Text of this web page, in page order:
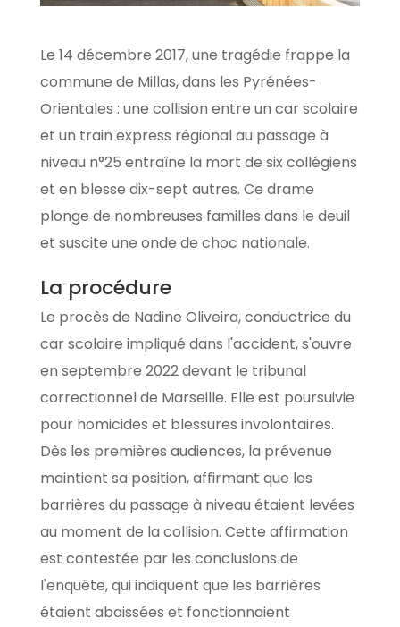
Le 14 décembre 2017, une tragédie frappe la
commune de Millas, dans les Pyrénées-
Orientales : une collision entre un car scolaire
et un train express régional au passage à
niveau n°25 entraîne la mort de six collégiens
et en blesse dix-sept autres. Ce drame
plonge de nombreuses familles dans le deuil
et suscite une onde de choc nationale.
La procédure
Le procès de Nadine Oliveira, conductrice du
car scolaire impliqué dans l'accident, s'ouvre
en septembre 2022 devant le tribunal
correctionnel de Marseille. Elle est poursuivie
pour homicides et blessures involontaires.
Dès les premières audiences, la prévenue
maintient sa position, affirmant que les
barrières du passage à niveau étaient levées
au moment de la collision. Cette affirmation
est contestée par les conclusions de
l'enquête, qui indiquent que les barrières
étaient abaissées et fonctionnaient